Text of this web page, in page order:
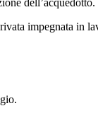
impegnata in